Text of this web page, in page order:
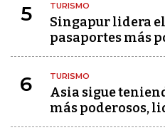
5 TURISMO
Singapur lidera
pasaportes más
6 TURISMO
Asia sigue
más poderosos,